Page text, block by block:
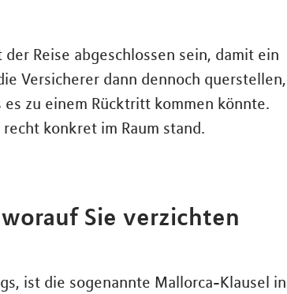
Reise abgeschlossen sein, damit ein
Versicherer dann dennoch querstellen,
zu einem Rücktritt kommen könnte.
konkret im Raum stand.
Sie verzichten
ist die sogenannte Mallorca-Klausel in